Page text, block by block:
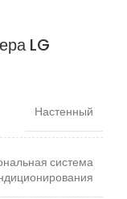
LG
Настенный
система